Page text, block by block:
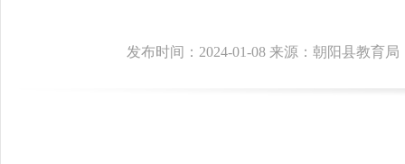
发布时间：2024-01-08 来源：朝阳县教育局